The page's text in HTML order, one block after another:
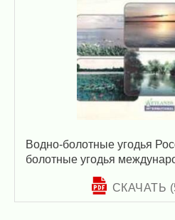
Водно-болотные угодья
болотные угодья
СКАЧАТЬ